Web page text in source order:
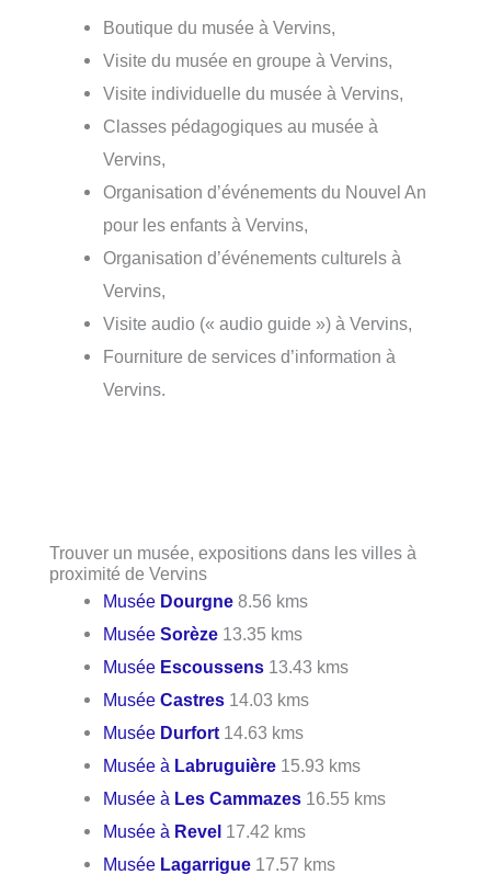
Boutique du musée à Vervins,
Visite du musée en groupe à Vervins,
Visite individuelle du musée à Vervins,
Classes pédagogiques au musée à
Vervins,
Organisation d’événements du Nouvel An
pour les enfants à Vervins,
Organisation d’événements culturels à
Vervins,
Visite audio (« audio guide ») à Vervins,
Fourniture de services d’information à
Vervins.
Trouver un musée, expositions dans les villes à
proximité de Vervins
Musée Dourgne 8.56 kms
MuséeSorèze 13.35 kms
Musée Escoussens 13.43 kms
MuséeCastres 14.03 kms
Musée Durfort 14.63 kms
Musée à Labruguière 15.93 kms
Musée à Les Cammazes 16.55 kms
Musée à Revel 17.42 kms
Musée Lagarrigue 17.57 kms